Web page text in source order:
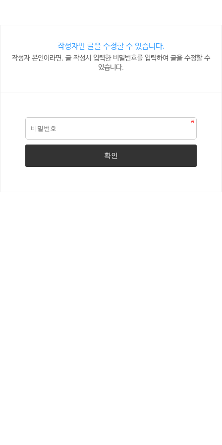
작성자만 글을 수정할 수 있습니다.
작성자 본인이라면, 글 작성시 입력한 비밀번호를 입력하여 글을 수정할 수
있습니다.